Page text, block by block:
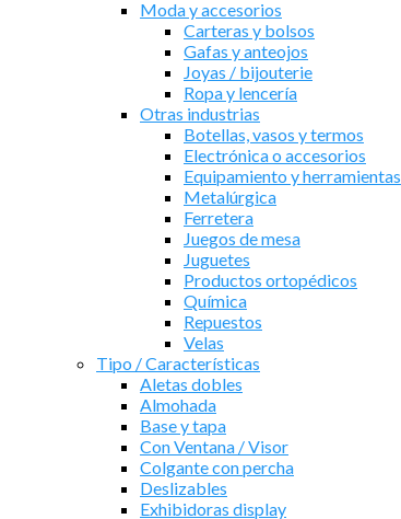
Moda y accesorios
Carteras y bolsos
Gafas y anteojos
Joyas / bijouterie
Ropa y lencería
Otras industrias
Botellas, vasos y termos
Electrónica o accesorios
Equipamiento y herramientas
Metalúrgica
Ferretera
Juegos de mesa
Juguetes
Productos ortopédicos
Química
Repuestos
Velas
Tipo / Características
Aletas dobles
Almohada
Base y tapa
Con Ventana / Visor
Colgante con percha
Deslizables
Exhibidoras display